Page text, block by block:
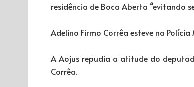
residência de Boca Aberta “evitando
Adelino Firmo Corrêa esteve na
A Aojus repudia a atitude do
Corrêa.